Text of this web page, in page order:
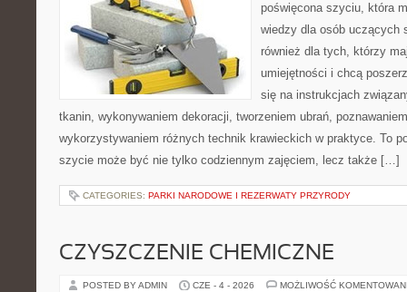
poświęcona szyciu, która
wiedzy dla osób uczących
również dla tych, którzy
umiejętności i chcą
się na instrukcjach
tkanin, wykonywaniem dekoracji, tworzeniem ubrań,
wykorzystywaniem różnych technik krawieckich w praktyce. To
szycie może być nie tylko codziennym zajęciem, lecz także […]
CATEGORIES: PARKI NARODOWE I REZERWATY PRZYRODY
CZYSZCZENIE CHEMICZNE
POSTED BY ADMIN CZE - 4 - 2026 MOŻLIWOŚĆ